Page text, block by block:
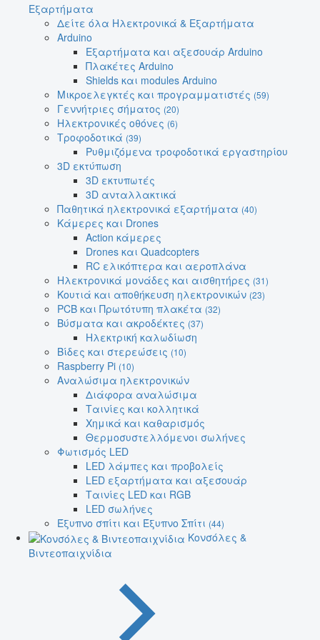
Εξαρτήματα
Δείτε όλα Ηλεκτρονικά & Εξαρτήματα
Arduino
Εξαρτήματα και αξεσουάρ Arduino
Πλακέτες Arduino
Shields και modules Arduino
Μικροελεγκτές και προγραμματιστές (59)
Γεννήτριες σήματος (20)
Ηλεκτρονικές οθόνες (6)
Τροφοδοτικά (39)
Ρυθμιζόμενα τροφοδοτικά εργαστηρίου
3D εκτύπωση
3D εκτυπωτές
3D ανταλλακτικά
Παθητικά ηλεκτρονικά εξαρτήματα (40)
Κάμερες και Drones
Action κάμερες
Drones και Quadcopters
RC ελικόπτερα και αεροπλάνα
Ηλεκτρονικά μονάδες και αισθητήρες (31)
Κουτιά και αποθήκευση ηλεκτρονικών (23)
PCB και Πρωτότυπη πλακέτα (32)
Βύσματα και ακροδέκτες (37)
Ηλεκτρική καλωδίωση
Βίδες και στερεώσεις (10)
Raspberry Pi (10)
Αναλώσιμα ηλεκτρονικών
Διάφορα αναλώσιμα
Ταινίες και κολλητικά
Χημικά και καθαρισμός
Θερμοσυστελλόμενοι σωλήνες
Φωτισμός LED
LED λάμπες και προβολείς
LED εξαρτήματα και αξεσουάρ
Ταινίες LED και RGB
LED σωλήνες
Έξυπνο σπίτι και Έξυπνο Σπίτι (44)
Κονσόλες &
Βιντεοπαιχνίδια